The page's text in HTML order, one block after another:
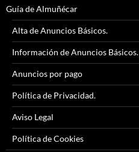
Guía de Almuñécar
Alta de Anuncios Básicos.
Información de Anuncios Básicos.
Anuncios por pago
Política de Privacidad.
Aviso Legal
Política de Cookies